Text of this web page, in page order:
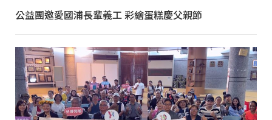
公益團邀愛國浦長輩義工 彩繪蛋糕慶父親節